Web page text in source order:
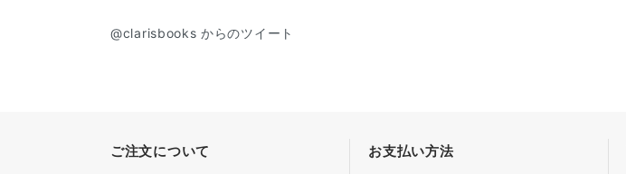
@clarisbooks からのツイート
ご注文について お支払い方法